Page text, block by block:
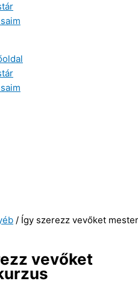
/ Így szerezz vevőket
vevőket